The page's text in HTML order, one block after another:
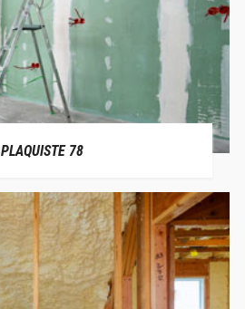
PLAQUISTE 78